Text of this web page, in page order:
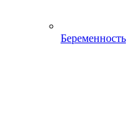
Беременность